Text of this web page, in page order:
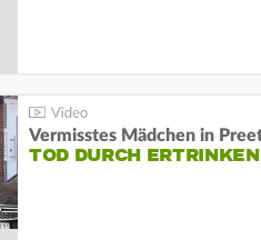
Vermisstes Mädchen in
TOD DURCH ERTRINKEN